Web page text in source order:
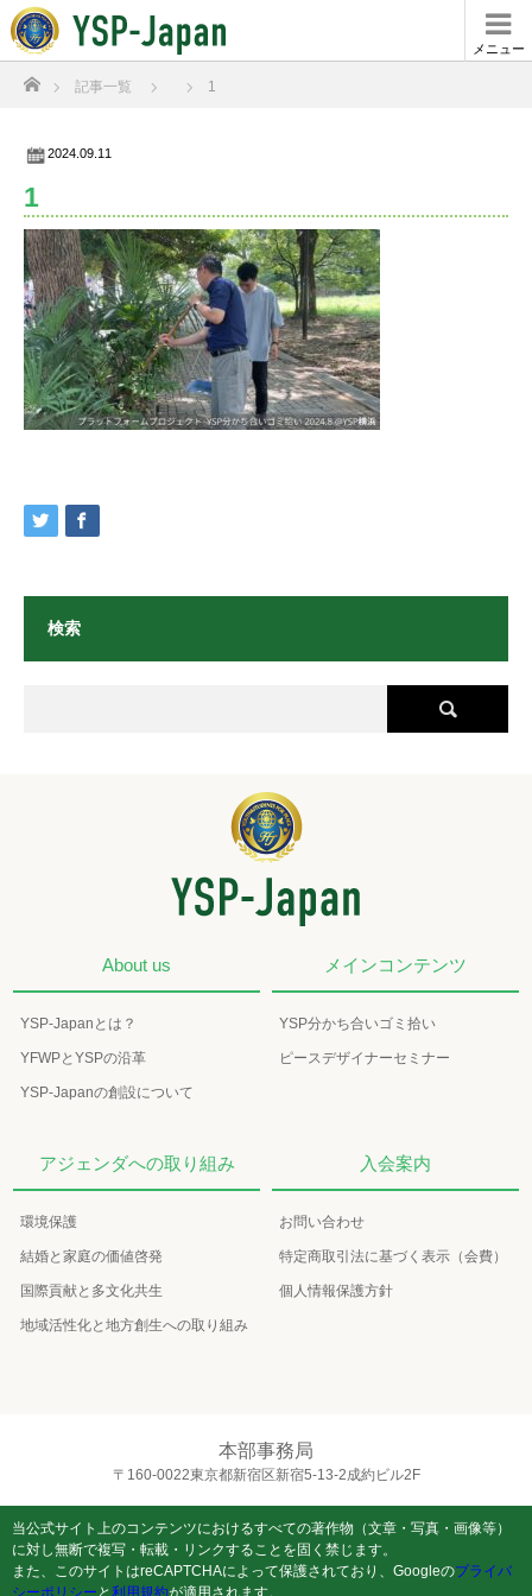
メニュー
ホーム
記事一覧 1
2024.09.11
1
検索
About us
YSP-Japanとは？
YFWPとYSPの沿革
YSP-Japanの創設について
メインコンテンツ
YSP分かち合いゴミ拾い
ピースデザイナーセミナー
アジェンダへの取り組み
環境保護
結婚と家庭の価値啓発
国際貢献と多文化共生
地域活性化と地方創生への取り組み
入会案内
お問い合わせ
特定商取引法に基づく表示（会費）
個人情報保護方針
本部事務局
〒160-0022東京都新宿区新宿5-13-2成約ビル2F
当公式サイト上のコンテンツにおけるすべての著作物（文章・写真・画像等）
に対し無断で複写・転載・リンクすることを固く禁じます。
また、このサイトはreCAPTCHAによって保護されており、Googleのプライバ
シーポリシー と 利用規約が適用されます。